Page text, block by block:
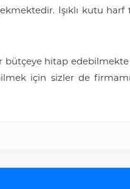
Işıklı kutu
bütçeye hitap edebilmekte
için sizler de